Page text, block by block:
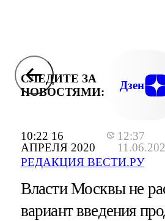
10:22 16
АПРЕЛЯ 2020
12:37
РЕДАКЦИЯ ВЕСТИ.РУ
СЛЕДИТЕ ЗА
НОВОСТЯМИ:
Дзен
Власти Москвы не
вариант введения